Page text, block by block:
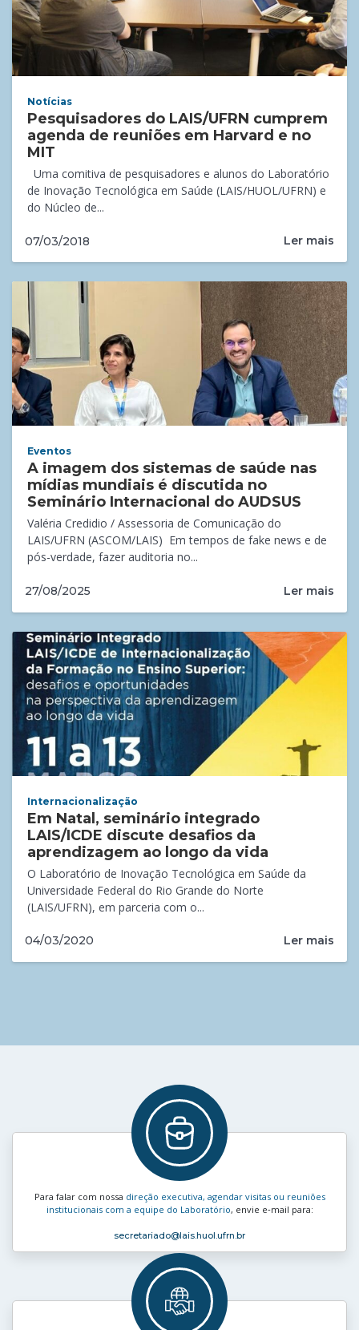
Notícias
Pesquisadores do LAIS/UFRN cumprem
agenda de reuniões em Harvard e no
MIT
Uma comitiva de pesquisadores e alunos do Laboratório
de Inovação Tecnológica em Saúde (LAIS/HUOL/UFRN) e
do Núcleo de...
07/03/2018 Ler mais
Eventos
A imagem dos sistemas de saúde nas
mídias mundiais é discutida no
Seminário Internacional do AUDSUS
Valéria Credidio / Assessoria de Comunicação do
LAIS/UFRN (ASCOM/LAIS) Em tempos de fake news e de
pós-verdade, fazer auditoria no...
27/08/2025 Ler mais
Internacionalização
Em Natal, seminário integrado
LAIS/ICDE discute desafios da
aprendizagem ao longo da vida
O Laboratório de Inovação Tecnológica em Saúde da
Universidade Federal do Rio Grande do Norte
(LAIS/UFRN), em parceria com o...
04/03/2020 Ler mais
Para falar com nossa direção executiva, agendar visitas ou reuniões
institucionais com a equipe do Laboratório, envie e‑mail para:
secretariado@lais.huol.ufrn.br